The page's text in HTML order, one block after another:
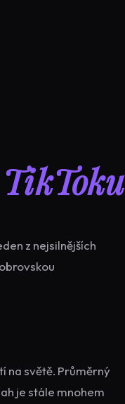
TikToku
z nejsilnějších
na světě. Průměrný
je stále mnohem